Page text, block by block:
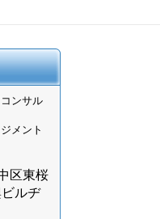
ンサル
メント
区東桜
ルヂ